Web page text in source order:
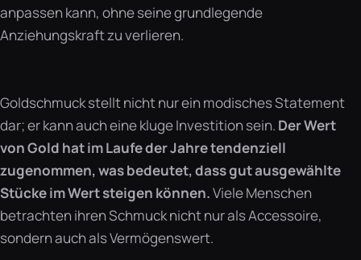
anpassen kann, ohne seine grundlegende
Anziehungskraft zu verlieren.
Goldschmuck stellt nicht nur ein modisches Statement
dar; er kann auch eine kluge Investition sein. Der Wert
von Gold hat im Laufe der Jahre tendenziell
zugenommen, was bedeutet, dass gut ausgewählte
Stücke im Wert steigen können.Viele Menschen
betrachten ihren Schmuck nicht nur als Accessoire,
sondern auch als Vermögenswert.